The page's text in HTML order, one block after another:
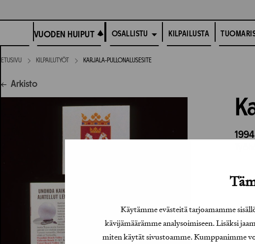
Käytämme evästeitä tarjoamamme
kävijämäärämme analysoimiseen. Lisäksi
miten käytät sivustoamme. Kumppanimme
suoraan
VUODEN HUIPUT
VUODEN HUIPUT OSALLISTU KILPAILUSTA
ETUSIVU KILPAILUTYÖT KARJALA-PULLONALUSESITE
Arkisto
1994